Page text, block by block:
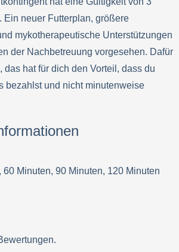
Ein neuer Futterplan, größere
mykotherapeutische Unterstützungen
der Nachbetreuung vorgesehen. Dafür
das hat für dich den Vorteil, dass du
bezahlst und nicht minutenweise
60 Minuten, 90 Minuten, 120 Minuten